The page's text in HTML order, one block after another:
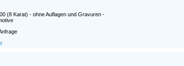
(8 Karat) - ohne Auflagen und Gravuren -